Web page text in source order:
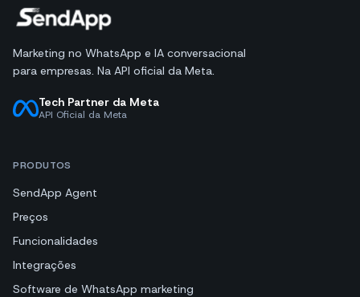
Marketing no WhatsApp e IA conversacional
para empresas. Na API oficial da Meta.
Tech Partner da Meta
API Oficial da Meta
PRODUTOS
SendApp Agent
Preços
Funcionalidades
Integrações
Software de WhatsApp marketing